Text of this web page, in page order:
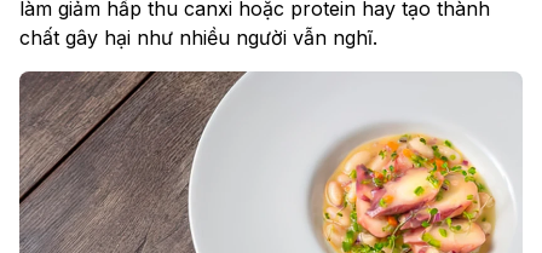
làm giảm hấp thu canxi hoặc protein hay tạo thành
chất gây hại như nhiều người vẫn nghĩ.